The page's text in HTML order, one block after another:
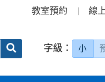
教室預約 線
送出 字級： 小